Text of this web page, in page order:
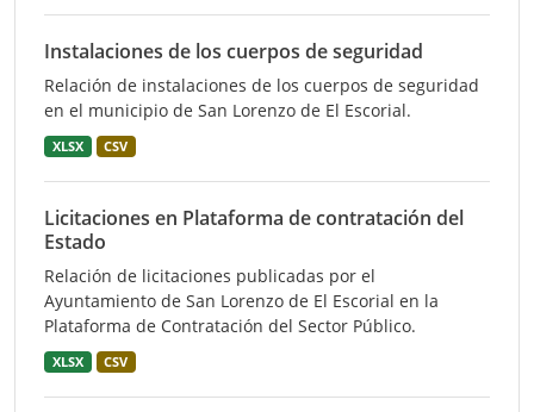
Instalaciones de los cuerpos de seguridad
Relación de instalaciones de los cuerpos de seguridad
en el municipio de San Lorenzo de El Escorial.
XLSX CSV
Licitaciones en Plataforma de contratación del
Estado
Relación de licitaciones publicadas por el
Ayuntamiento de San Lorenzo de El Escorial en la
Plataforma de Contratación del Sector Público.
XLSX CSV